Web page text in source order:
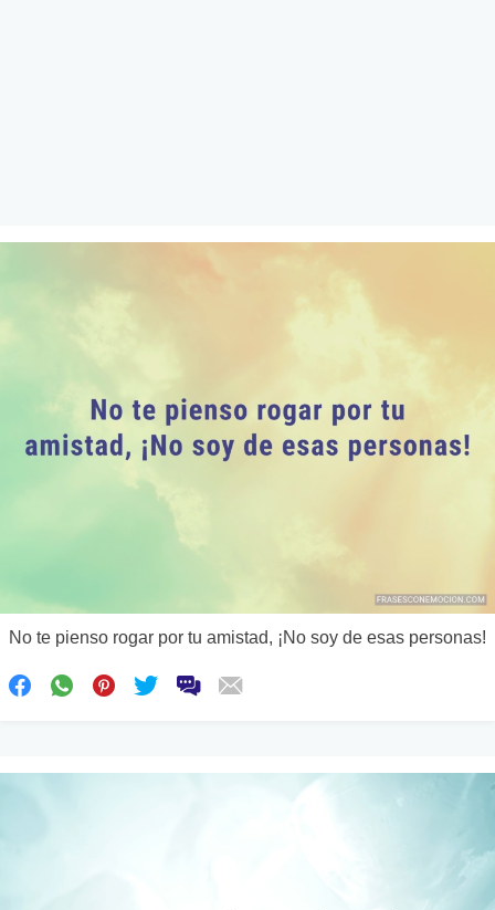
No te pienso rogar por tu amistad, ¡No soy de esas personas!